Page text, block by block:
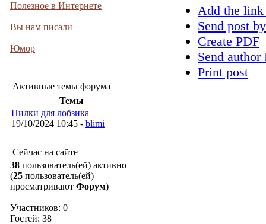
Полезное в Интернете
Вы нам писали
Юмор
Активные темы форума
Темы
Пилки для лобзика
19/10/2024 10:45 - blimi
Сейчас на сайте
38 пользователь(ей) активно
(25 пользователь(ей)
просматривают Форум)
Участников: 0
Гостей: 38
Add the
Send post
Create PDF
Send
Print post